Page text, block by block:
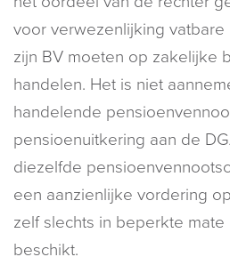
voor verwezenlijking vatbare
zijn BV moeten op zakelijke
handelen. Het is niet
handelende
pensioenuitkering aan de
diezelfde
een aanzienlijke vordering
zelf slechts in beperkte
beschikt.